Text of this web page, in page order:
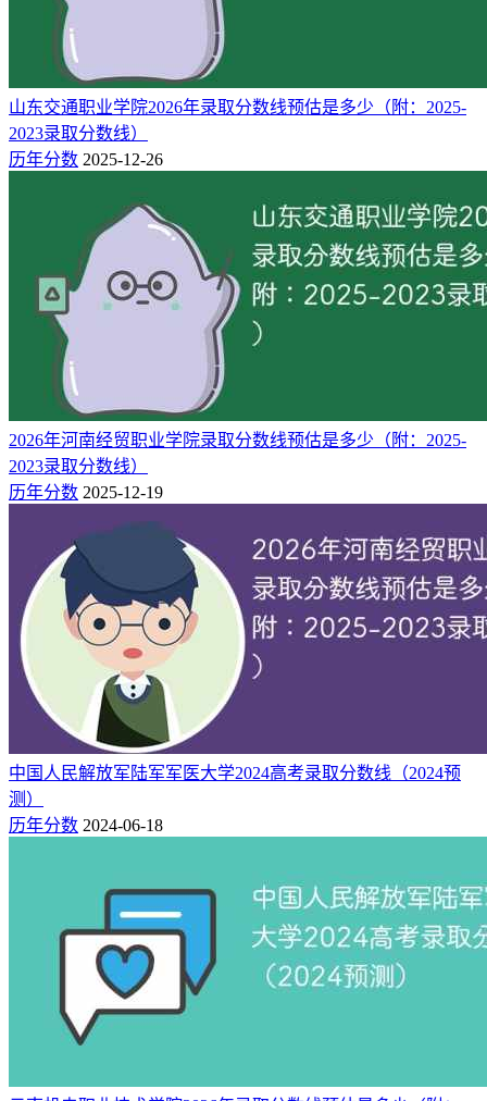
河北（专科批）
404
河南（专科批）
245
文科
281 185
黑龙江（专科批）
物理类 347
160
287
200
物理类
200
江西（专科批）
物理类
240
历史类 406 270
吉林（专科批）
物理类 356
160
历史类 369
辽宁（专科批）
354
历史类 365
内蒙古（专科批）
理科 334
160
文科
335
160
山东（二段）
综合类
山西（专科批）
文科
130
陕西（专科批）
理科 345
150
文科
386 150
四川（专科批）
理科
150
文科
428
云南（专科批）
理科 361
文科
412
浙江（二段）
综合类 373 269
（三）2023年各省各批次录取最低分
类378分，浙江二段438分，广西专科批理科343分。
省份（批次） 科目 省控线
安徽（专科批）
理科 377
200
文科
309 200
福建（专科批）
历史类
甘肃（专科批）
山东交通职业学院2026年录取分数线预估是多少（附：2025-
2023录取分数线）
历年分数 2025-12-26
2026年河南经贸职业学院录取分数线预估是多少（附：2025-
2023录取分数线）
历年分数 2025-12-19
中国人民解放军陆军军医大学2024高考录取分数线（2024预
测）
历年分数 2024-06-18